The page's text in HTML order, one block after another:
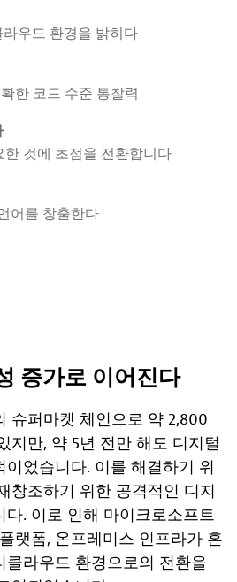
우드 환경을 밝히다
한 코드 수준 통찰력
것에 초점을 전환합니다
어를 창출한다
증가로 이어진다
슈퍼마켓 체인으로 약 2,800
지만, 약 5년 전만 해도 디지털
었습니다. 이를 해결하기 위
창조하기 위한 공격적인 디지
다. 이로 인해 마이크로소프트
랫폼, 온프레미스 인프라가 혼
클라우드 환경으로의 전환을